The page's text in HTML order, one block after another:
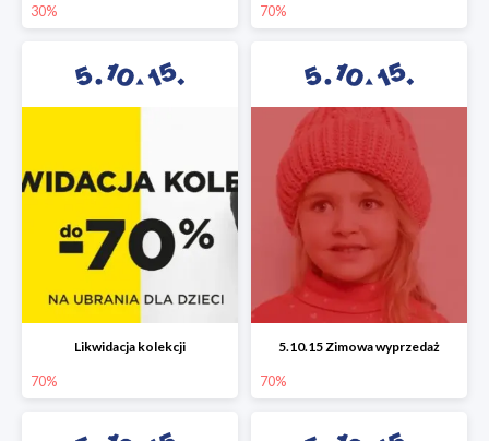
30% 70%
Likwidacja kolekcji
70%
5.10.15 Zimowa wyprzedaż
70%